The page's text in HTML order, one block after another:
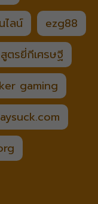
ไลน์
ezg88
สูตรยี่กีเศรษฐี
gaming